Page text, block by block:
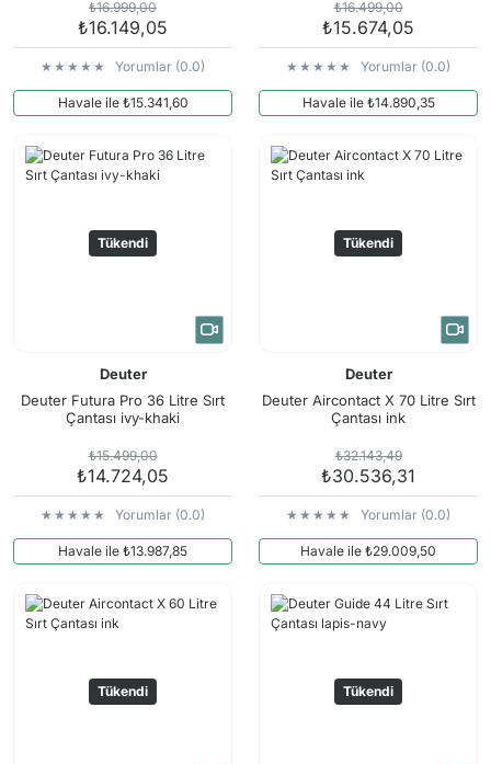
₺16.999,00
₺16.149,05
Yorumlar (0.0)
Havale ile ₺15.341,60
₺16.499,00
₺15.674,05
Yorumlar (0.0)
Havale ile ₺14.890,35
Tükendi
Deuter
Deuter Futura Pro 36 Litre Sırt
Çantası ivy-khaki
₺15.499,00
₺14.724,05
Yorumlar (0.0)
Havale ile ₺13.987,85
Tükendi
Deuter
Deuter Aircontact X 70 Litre Sırt
Çantası ink
₺32.143,49
₺30.536,31
Yorumlar (0.0)
Havale ile ₺29.009,50
Tükendi Tükendi